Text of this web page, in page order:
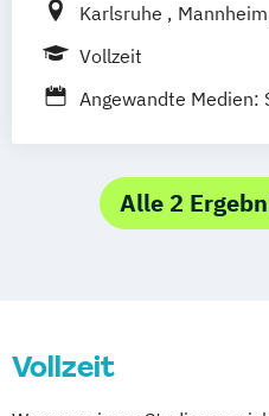
Karlsruhe Mannheim
Vollzeit
Angewandte Medien:
Business
Marketing in Event –
Alle 2
Vollzeit